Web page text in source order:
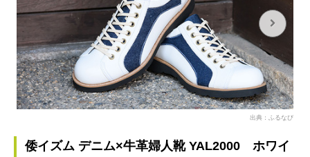
出典：ふるなび
倭イズム デニム×牛革婦人靴 YAL2000 ホワイ